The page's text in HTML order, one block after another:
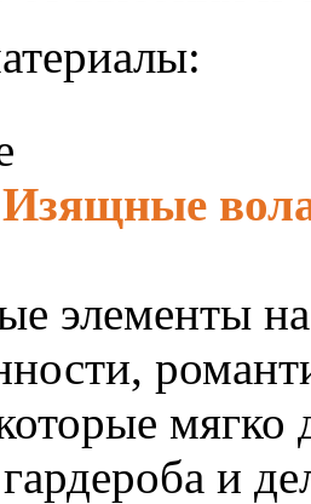
Изящные
элементы
и